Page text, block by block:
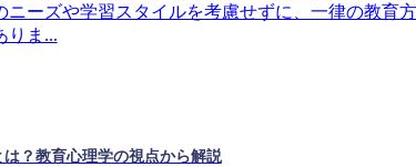
ニーズや学習スタイルを考慮せずに、一律の教育
りま...
？教育心理学の視点から解説